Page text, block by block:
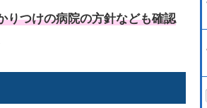
りつけの病院の方針なども確認